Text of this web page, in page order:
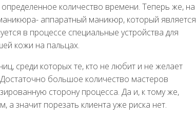
количество времени. Теперь же, на
аппаратный маникюр, который является
в процессе специальные устройства для
кожи на пальцах.
среди которых те, кто не любит и не желает
большое количество мастеров
сторону процесса. Да и, к тому же,
значит порезать клиента уже риска нет.